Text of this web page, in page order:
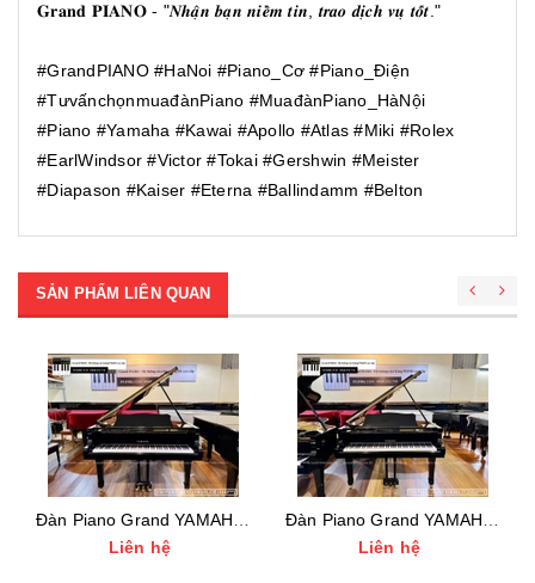
𝐆𝐫𝐚𝐧𝐝 𝐏𝐈𝐀𝐍𝐎 - "𝑵𝒉𝒂̣̂𝒏 𝒃𝒂̣𝒏 𝒏𝒊𝒆̂̀𝒎 𝒕𝒊𝒏, 𝒕𝒓𝒂𝒐 𝒅𝒊̣𝒄𝒉 𝒗𝒖̣ 𝒕𝒐̂́𝒕."
#GrandPIANO #HaNoi #Piano_Cơ #Piano_Điện
#TưvấnchọnmuađànPiano #MuađànPiano_HàNội
#Piano #Yamaha #Kawai #Apollo #Atlas #Miki #Rolex
#EarlWindsor #Victor #Tokai #Gershwin #Meister
#Diapason #Kaiser #Eterna #Ballindamm #Belton
SẢN PHẨM LIÊN QUAN
Liên hệ
Liên hệ